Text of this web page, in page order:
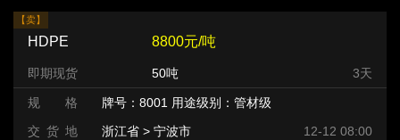
【卖】
HDPE 8800元/吨
即期现货 50吨 3天
规 格
牌号：8001 用途级别：管材级
交 货 地
浙江省 > 宁波市 12-12 08:00